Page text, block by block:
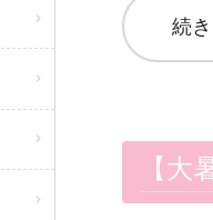
続
【大